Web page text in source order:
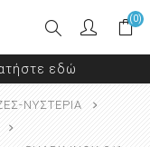
(0)
εδώ
ΝΥΣΤΕΡΙΑ